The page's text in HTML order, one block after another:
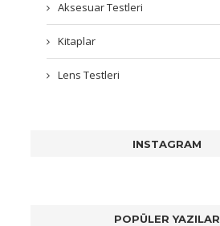
Aksesuar Testleri
Kitaplar
Lens Testleri
INSTAGRAM
POPÜLER YAZILAR